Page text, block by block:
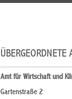
ÜBERGEORDNETE
Amt für Wirtschaft und
Gartenstraße 2